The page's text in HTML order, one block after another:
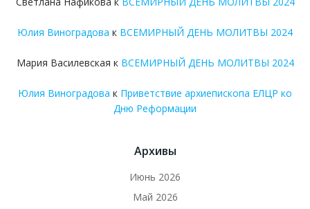
Юлия Виноградова к ВСЕМИРНЫЙ ДЕНЬ МОЛИТВЫ 2024
Мария Василевская к ВСЕМИРНЫЙ ДЕНЬ МОЛИТВЫ 2024
Юлия Виноградова к Приветствие архиепископа ЕЛЦР ко
Дню Реформации
Архивы
Июнь 2026
Май 2026